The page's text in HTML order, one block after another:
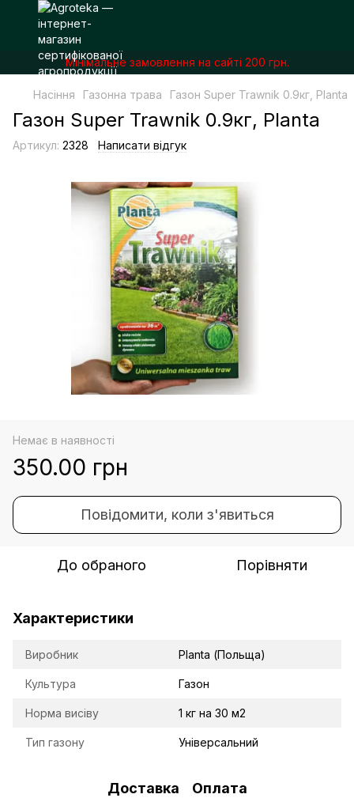
Мінімальне замовлення на сайті 200 грн.
Насіння Газонна трава Газон Super Trawnik 0.9кг, Planta
Газон Super Trawnik 0.9кг, Planta
Артикул: 2328 Написати відгук
Немає в наявності
350.00 грн
Повідомити, коли з'явиться
До обраного Порівняти
Характеристики
Виробник Planta (Польща)
Культура Газон
Норма висіву 1 кг на 30 м2
Тип газону Універсальний
Доставка Оплата